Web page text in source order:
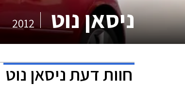
ניסאן נוט 2012
חוות דעתניסאן נוט